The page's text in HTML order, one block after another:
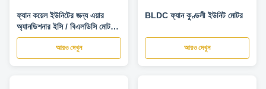
ফ্যান কয়েল ইউনিটের জন্য এয়ার
অ্যানডিশনার ইসি / বিএলডিসি মোটর
1300 আরএমপি
আরও দেখুন
BLDC ফ্যান কুণ্ডলী ইউনিট মোটর
আরও দেখুন